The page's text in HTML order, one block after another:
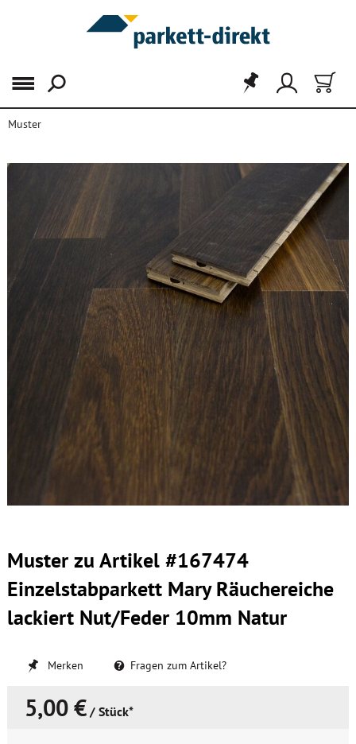
Menü
Muster
Muster zu Artikel #167474
Einzelstabparkett Mary Räuchereiche
lackiert Nut/Feder 10mm Natur
Merken Fragen zum Artikel?
5,00 € / Stück*